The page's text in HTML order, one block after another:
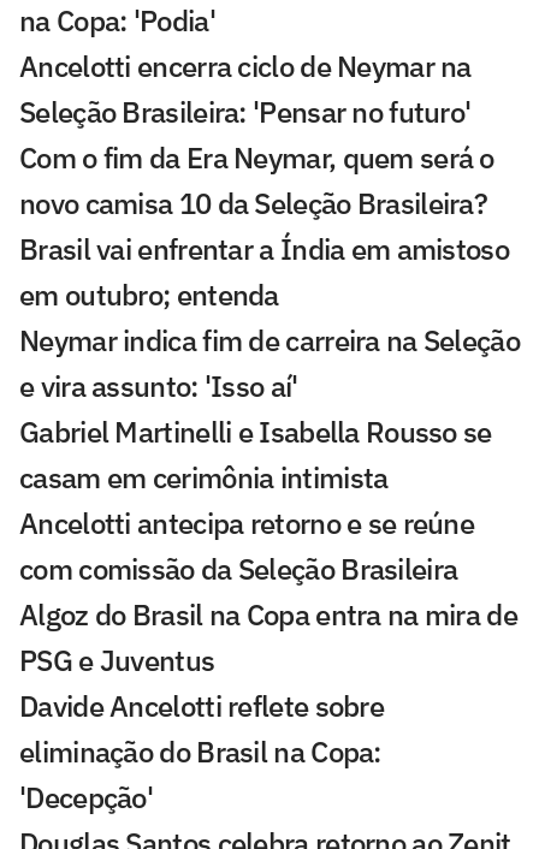
na Copa: 'Podia'
Ancelotti encerra ciclo de Neymar na
Seleção Brasileira: 'Pensar no futuro'
Com o fim da Era Neymar, quem será o
novo camisa 10 da Seleção Brasileira?
Brasil vai enfrentar a Índia em amistoso
em outubro; entenda
Neymar indica fim de carreira na Seleção
e vira assunto: 'Isso aí'
Gabriel Martinelli e Isabella Rousso se
casam em cerimônia intimista
Ancelotti antecipa retorno e se reúne
com comissão da Seleção Brasileira
Algoz do Brasil na Copa entra na mira de
PSG e Juventus
Davide Ancelotti reflete sobre
eliminação do Brasil na Copa:
'Decepção'